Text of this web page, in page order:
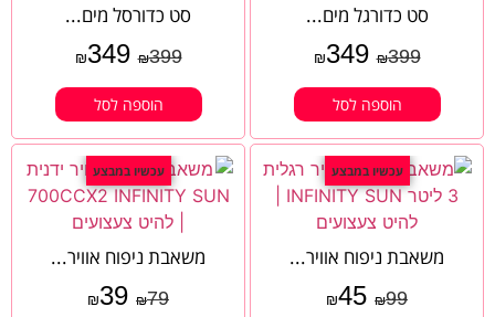
סט כדורגל מים...
₪399
₪349
הוספה לסל
סט כדורסל מים...
₪399
₪349
הוספה לסל
עכשיו במבצע
משאבת ניפוח אוויר...
₪99
₪45
עכשיו במבצע
משאבת ניפוח אוויר...
₪79
₪39